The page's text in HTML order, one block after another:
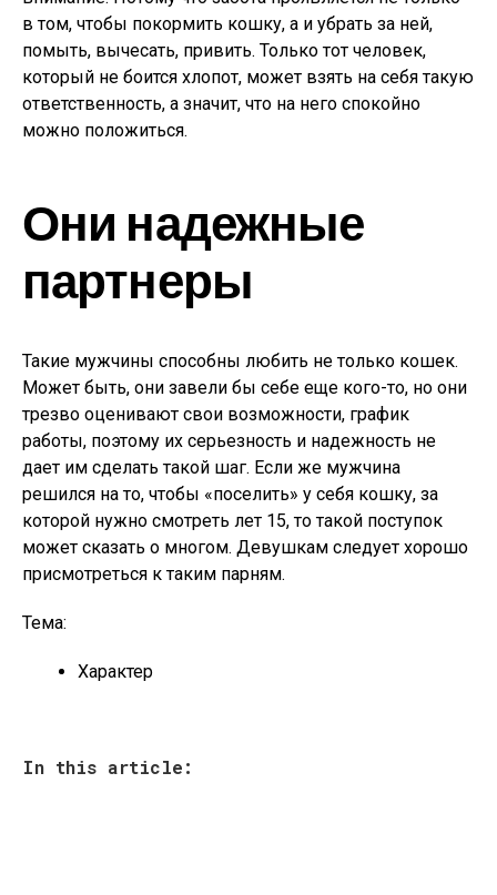
в том, чтобы покормить кошку, а и убрать за ней,
помыть, вычесать, привить. Только тот человек,
который не боится хлопот, может взять на себя такую
ответственность, а значит, что на него спокойно
можно положиться.
Они надежные
партнеры
Такие мужчины способны любить не только кошек.
Может быть, они завели бы себе еще кого-то, но они
трезво оценивают свои возможности, график
работы, поэтому их серьезность и надежность не
дает им сделать такой шаг. Если же мужчина
решился на то, чтобы «поселить» у себя кошку, за
которой нужно смотреть лет 15, то такой поступок
может сказать о многом. Девушкам следует хорошо
присмотреться к таким парням.
Тема:
Характер
In this article: